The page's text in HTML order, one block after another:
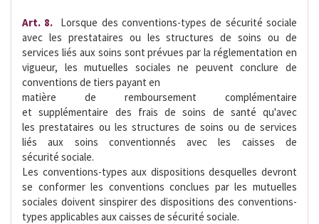
Art. 8. 
Lorsque des conventions-types de sécurité sociale
avec les prestataires ou les structures de soins ou de
services liés aux soins sont prévues par la réglementation en
vigueur, les mutuelles sociales ne peuvent conclure de
conventions de tiers payant en
matière de remboursement complémentaire
et supplémentaire des frais de soins de santé qu'avec
les prestataires ou les structures de soins ou de services
liés aux soins conventionnés avec les caisses de
sécurité sociale.
Les conventions-types aux dispositions desquelles devront
se conformer les conventions conclues par les mutuelles
sociales doivent sinspirer des dispositions des conventions-
types applicables aux caisses de sécurité sociale.